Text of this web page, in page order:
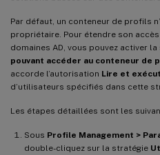
Par défaut, un conteneur de profils
propriétaire. Pour étendre son
domaines AD, vous pouvez activer
pouvant accéder au conteneur de
accorde l’autorisation Lire et
d’utilisateurs spécifiés dans cette
Les étapes détaillées sont les
Sous Profile Management >
double-cliquez sur la stratégie